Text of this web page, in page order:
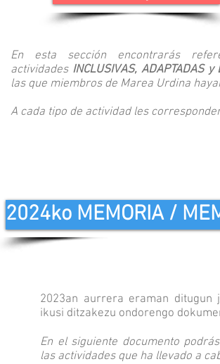
En esta sección encontrarás
actividades INCLUSIVAS, ADAPTADAS y
las que miembros de Marea Urdina
A cada tipo de actividad les
2024ko MEMORIA /
2023an aurrera eraman ditugun
ikusi ditzakezu ondorengo
En el siguiente documento
las actividades que ha llevado a